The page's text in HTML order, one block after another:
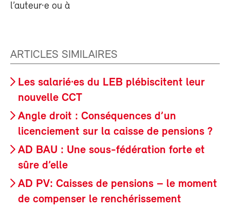
l’auteur·e ou à
ARTICLES SIMILAIRES
Les salarié·es du LEB plébiscitent leur
nouvelle CCT
Angle droit : Conséquences d’un
licenciement sur la caisse de pensions ?
AD BAU : Une sous-fédération forte et
sûre d’elle
AD PV: Caisses de pensions – le moment
de compenser le renchérissement